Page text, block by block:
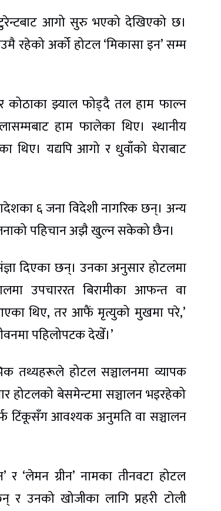
आगो सुरु भएको देखिएको छ।
रहेको अर्को होटल ‘मिकासा इन’ सम्म
कोठाका झ्याल फोड्दै तल हाम फाल्न
हाम फालेका थिए। स्थानीय
थिए। यद्यपि आगो र धुवाँको घेराबाट
६ जना विदेशी नागरिक छन्। अन्य
पहिचान अझै खुल्न सकेको छैन।
दिएका छन्। उनका अनुसार होटलमा
उपचाररत बिरामीका आफन्त वा
थिए, तर आफैं मृत्युको मुखमा परे,’
पहिलोपटक देखेँ।’
तथ्यहरूले होटल सञ्चालनमा व्यापक
होटलको बेसमेन्टमा सञ्चालन भइरहेको
टिंकूसँग आवश्यक अनुमति वा सञ्चालन
‘लेमन ग्रीन’ नामका तीनवटा होटल
उनको खोजीका लागि प्रहरी टोली